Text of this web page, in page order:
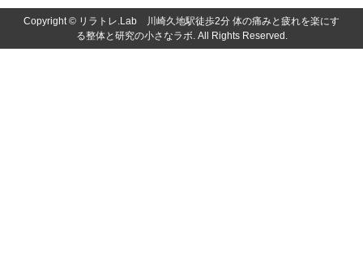
Copyright © リラトレ.Lab 川崎久地駅徒歩2分 体の痛みと疲れを楽にす
る整体と研究の小さなラボ. All Rights Reserved.